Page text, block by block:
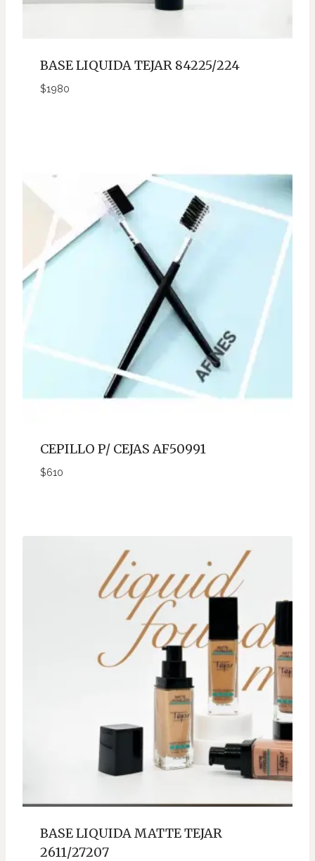
BASE LIQUIDA TEJAR 84225/224
$1980
CEPILLO P/ CEJAS AF50991
$610
BASE LIQUIDA MATTE TEJAR
2611/27207